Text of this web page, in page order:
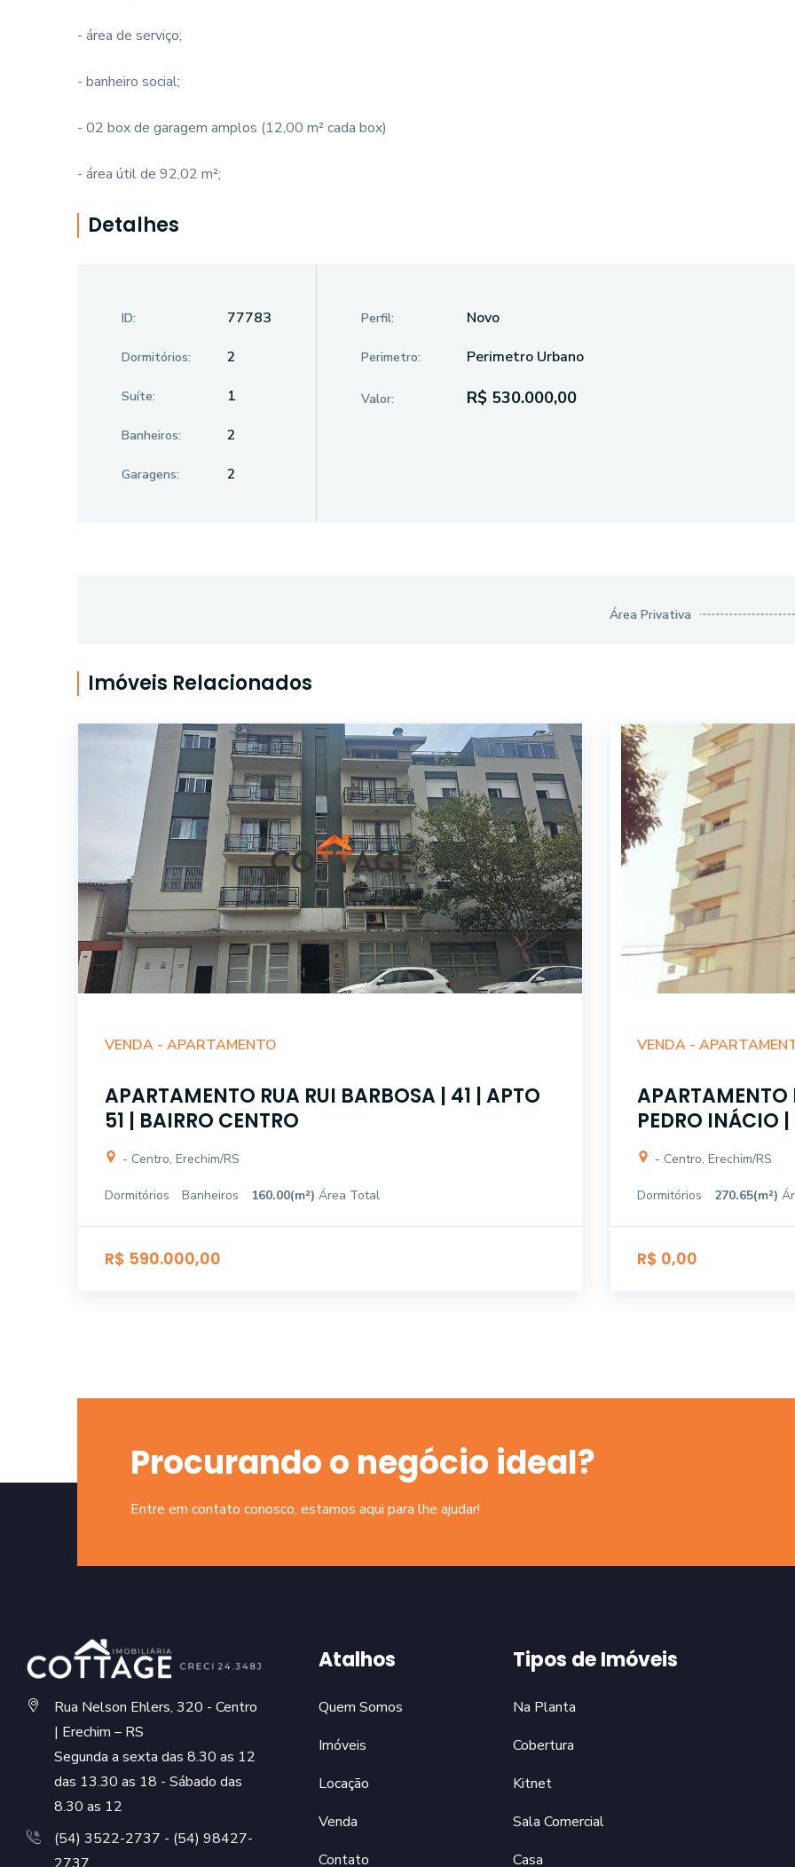
- área de serviço;
- banheiro social;
- 02 box de garagem amplos (12,00 m² cada box)
- área útil de 92,02 m²;
Detalhes
ID: 77783
Dormitórios: 2
Suíte: 1
Banheiros: 2
Garagens: 2
Perfil: Novo
Perimetro: Perimetro Urbano
Valor: R$ 530.000,00
Área Privativa
Imóveis Relacionados
VENDA - APARTAMENTO
APARTAMENTO RUA RUI BARBOSA | 41 | APTO
51 | BAIRRO CENTRO
- Centro, Erechim/RS
Dormitórios Banheiros 160.00(m²) Área Total
R$ 590.000,00
VENDA -
APARTAMENTO
PEDRO INÁCIO
- Centro, Erechim/RS
Dormitórios 270.65(m²)
R$ 0,00
Procurando o negócio ideal?
Entre em contato conosco, estamos aqui para lhe ajudar!
Rua Nelson Ehlers, 320 - Centro
| Erechim – RS
Segunda a sexta das 8.30 as 12
das 13.30 as 18 - Sábado das
8.30 as 12
(54) 3522-2737 - (54) 98427-
Atalhos
Quem Somos
Imóveis
Locação
Venda
Contato
Tipos de Imóveis
Na Planta
Cobertura
Kitnet
Sala Comercial
Casa